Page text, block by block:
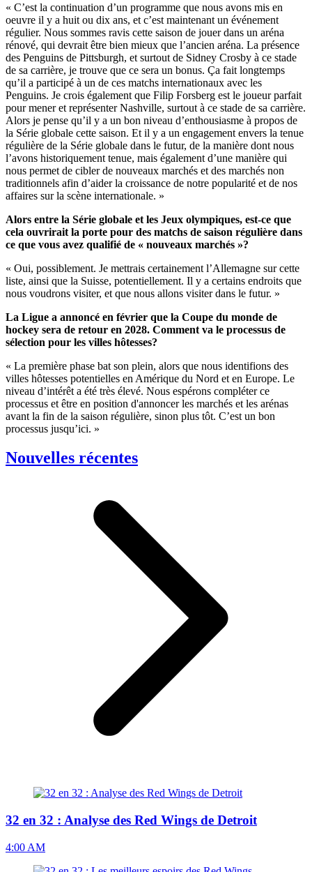
« C’est la continuation d’un programme que nous avons mis en
oeuvre il y a huit ou dix ans, et c’est maintenant un événement
régulier. Nous sommes ravis cette saison de jouer dans un aréna
rénové, qui devrait être bien mieux que l’ancien aréna. La présence
des Penguins de Pittsburgh, et surtout de Sidney Crosby à ce stade
de sa carrière, je trouve que ce sera un bonus. Ça fait longtemps
qu’il a participé à un de ces matchs internationaux avec les
Penguins. Je crois également que Filip Forsberg est le joueur parfait
pour mener et représenter Nashville, surtout à ce stade de sa carrière.
Alors je pense qu’il y a un bon niveau d’enthousiasme à propos de
la Série globale cette saison. Et il y a un engagement envers la tenue
régulière de la Série globale dans le futur, de la manière dont nous
l’avons historiquement tenue, mais également d’une manière qui
nous permet de cibler de nouveaux marchés et des marchés non
traditionnels afin d’aider la croissance de notre popularité et de nos
affaires sur la scène internationale. »
Alors entre la Série globale et les Jeux olympiques, est-ce que
cela ouvrirait la porte pour des matchs de saison régulière dans
ce que vous avez qualifié de « nouveaux marchés »?
« Oui, possiblement. Je mettrais certainement l’Allemagne sur cette
liste, ainsi que la Suisse, potentiellement. Il y a certains endroits que
nous voudrons visiter, et que nous allons visiter dans le futur. »
La Ligue a annoncé en février que la Coupe du monde de
hockey sera de retour en 2028. Comment va le processus de
sélection pour les villes hôtesses?
« La première phase bat son plein, alors que nous identifions des
villes hôtesses potentielles en Amérique du Nord et en Europe. Le
niveau d’intérêt a été très élevé. Nous espérons compléter ce
processus et être en position d'annoncer les marchés et les arénas
avant la fin de la saison régulière, sinon plus tôt. C’est un bon
processus jusqu’ici. »
Nouvelles récentes
32 en 32 : Analyse des Red Wings de Detroit
4:00 AM